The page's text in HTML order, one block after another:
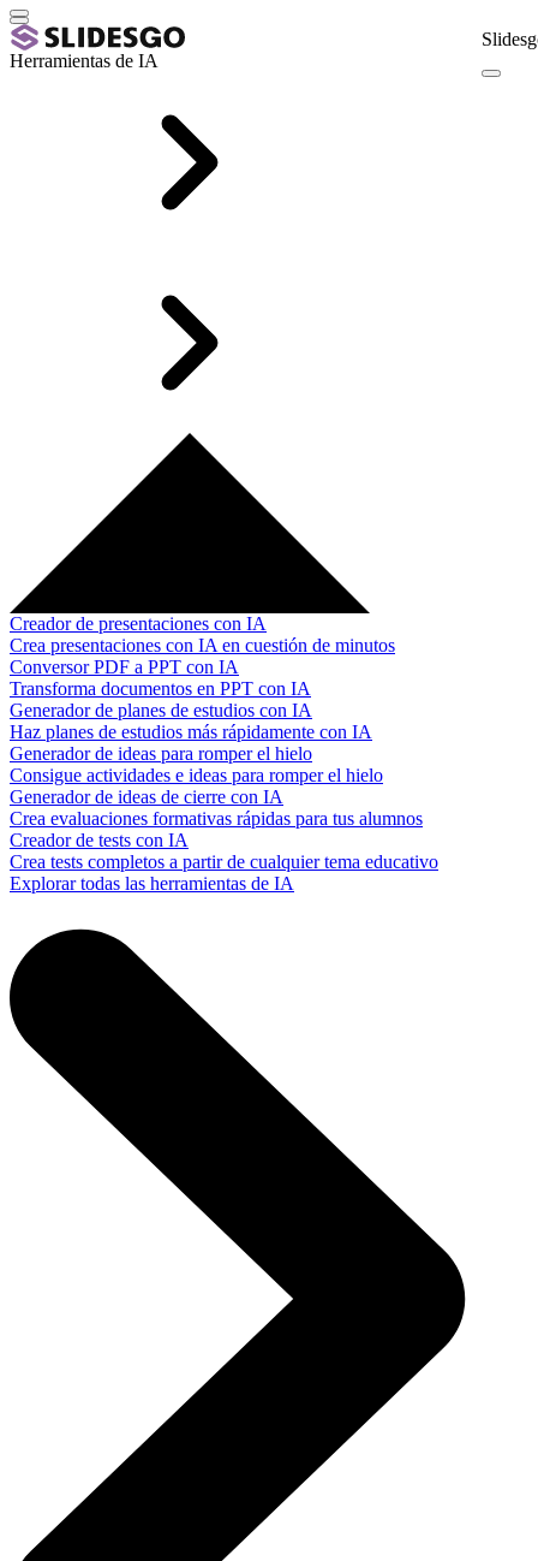
Herramientas de IA
Creador de presentaciones con IA
Crea presentaciones con IA en cuestión de minutos
Conversor PDF a PPT con IA
Transforma documentos en PPT con IA
Generador de planes de estudios con IA
Haz planes de estudios más rápidamente con IA
Generador de ideas para romper el hielo
Consigue actividades e ideas para romper el hielo
Generador de ideas de cierre con IA
Crea evaluaciones formativas rápidas para tus alumnos
Creador de tests con IA
Crea tests completos a partir de cualquier tema educativo
Explorar todas las herramientas de IA